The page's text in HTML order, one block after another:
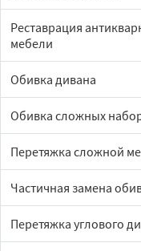
Реставрация
мебели
Обивка дивана
Обивка сложных
Перетяжка сложной
Частичная замена
Перетяжка углового